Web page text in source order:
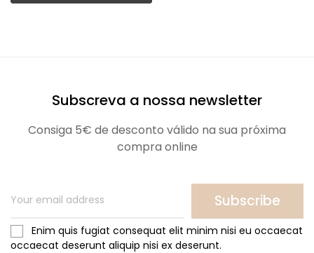
Subscreva a nossa newsletter
Consiga 5€ de desconto válido na sua próxima
compra online
Subscribe
Enim quis fugiat consequat elit minim nisi eu occaecat
occaecat deserunt aliquip nisi ex deserunt.